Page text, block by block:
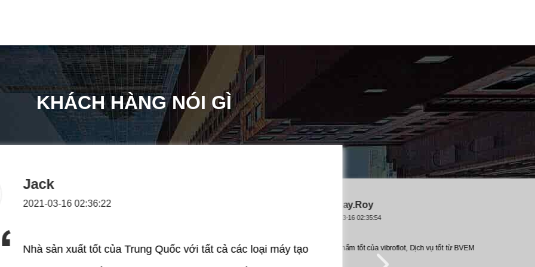
KHÁCH HÀNG NÓI GÌ
với tất cả các loại máy tạo
Sản phẩm tốt của vibroflot, Dịch vụ tốt từ BVEM
Dịch vụ khách hàng rất tốt, đã giải quyết tất cả